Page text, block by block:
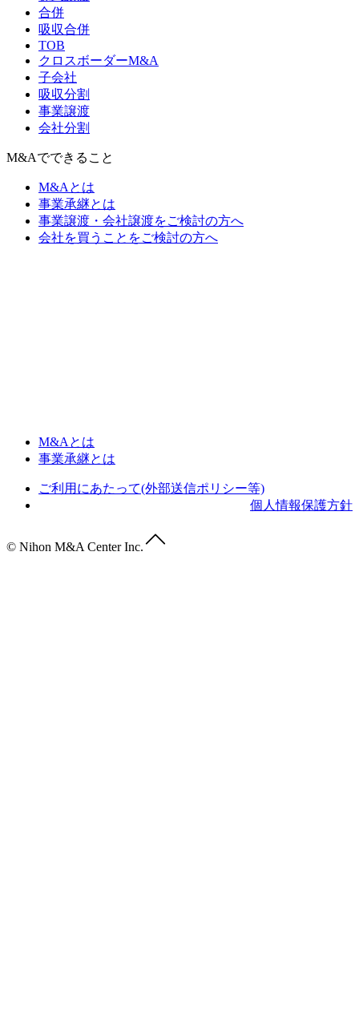
合併
吸収合併
TOB
クロスボーダーM&A
子会社
吸収分割
事業譲渡
会社分割
M&Aでできること
M&Aとは
事業承継とは
事業譲渡・会社譲渡をご検討の方へ
会社を買うことをご検討の方へ
M&Aとは
事業承継とは
ご利用にあたって(外部送信ポリシー等)
個人情報保護方針
© Nihon M&A Center Inc.